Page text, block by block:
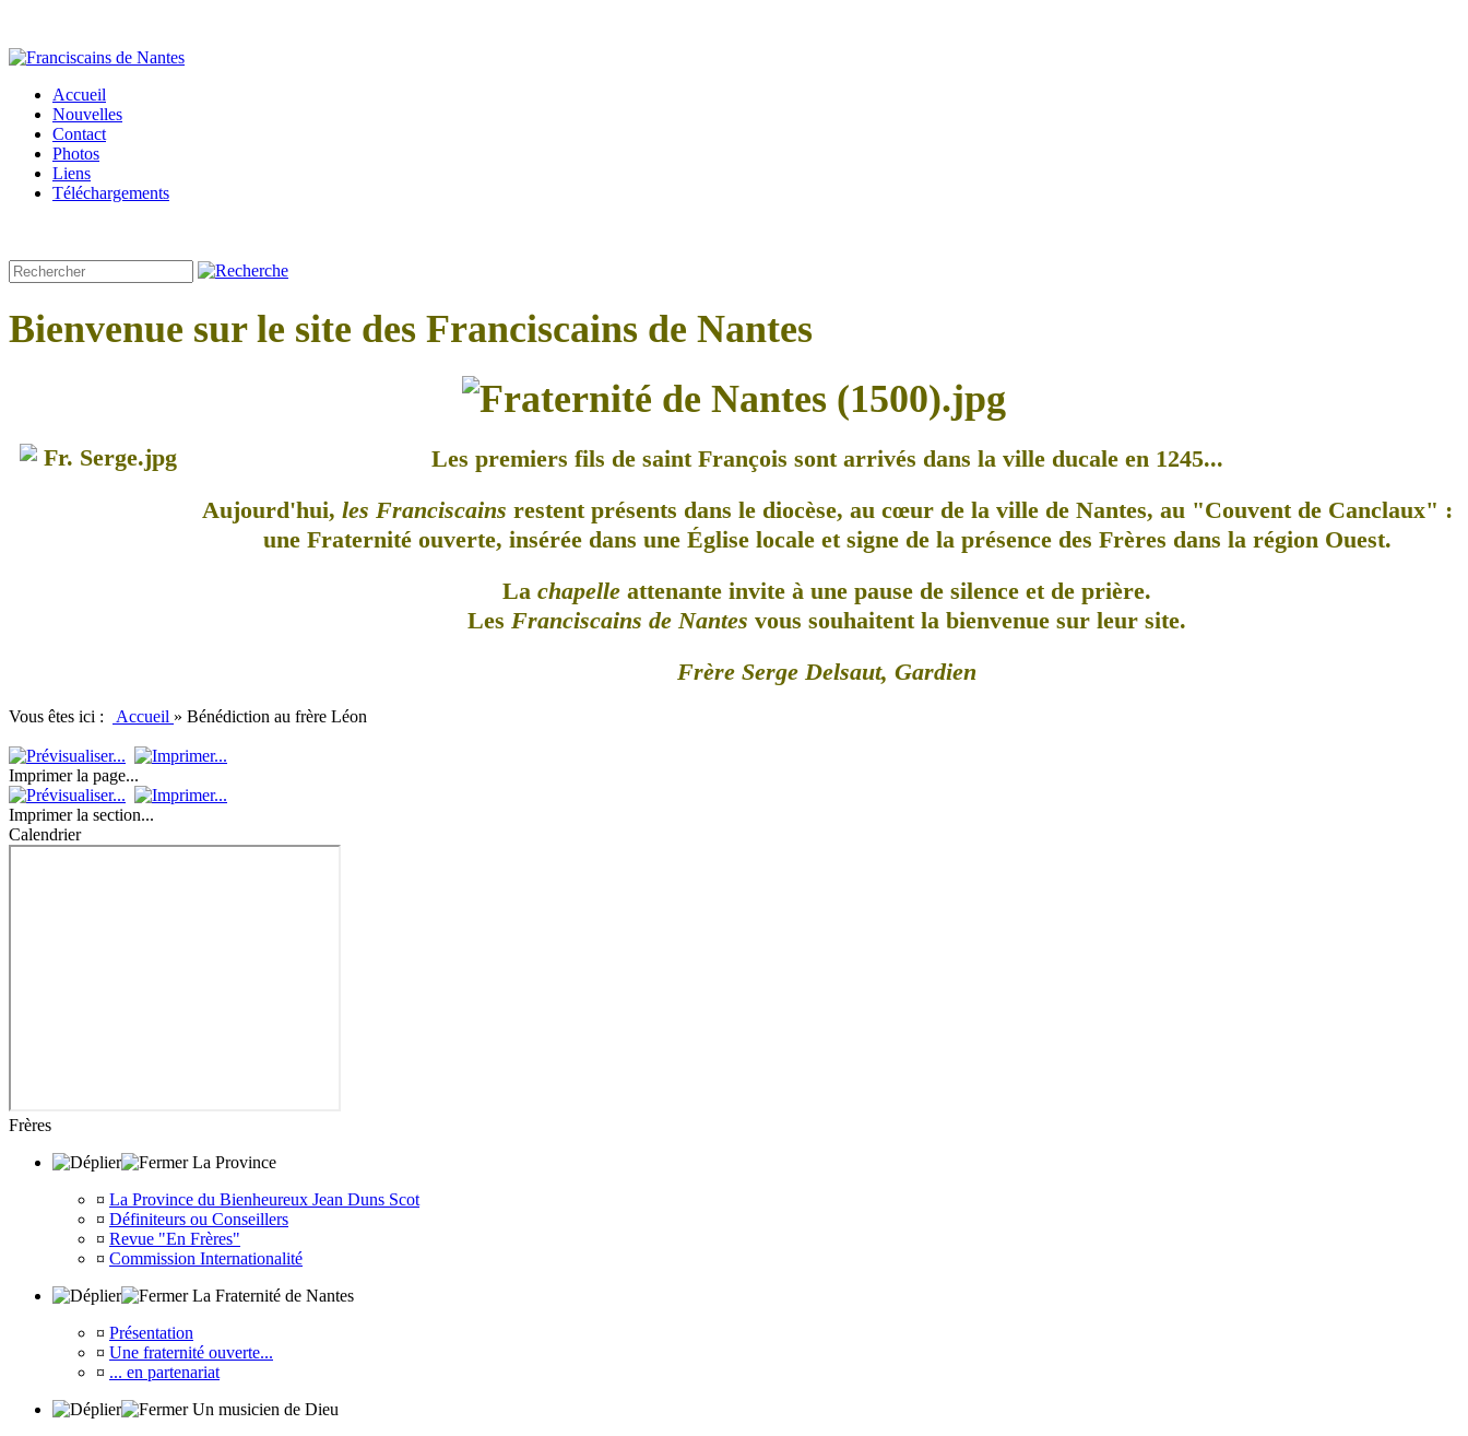
Accueil
Nouvelles
Contact
Photos
Liens
Téléchargements
Bienvenue sur le site des Franciscains de Nantes
Les premiers fils de saint François sont arrivés dans la ville ducale en 1245...
Aujourd'hui, les Franciscains restent présents dans le diocèse, au cœur de la ville de Nantes, au "Couvent de Canclaux" :
une Fraternité ouverte, insérée dans une Église locale et signe de la présence des Frères dans la région Ouest.
La chapelle attenante invite à une pause de silence et de prière.
Les Franciscains de Nantes vous souhaitent la bienvenue sur leur site.
Frère Serge Delsaut, Gardien
Vous êtes ici : Accueil » Bénédiction au frère Léon
Imprimer la page...
Imprimer la section...
Calendrier
Frères
La Province
¤ La Province du Bienheureux Jean Duns Scot
¤ Définiteurs ou Conseillers
¤ Revue "En Frères"
¤ Commission Internationalité
La Fraternité de Nantes
¤ Présentation
¤ Une fraternité ouverte...
¤ ... en partenariat
Un musicien de Dieu